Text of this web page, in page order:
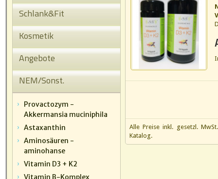
Schlank&Fit
Kosmetik
Angebote
NEM/Sonst.
Provactozym -
Akkermansia muciniphila
Astaxanthin
Aminosäuren -
aminohanse
Vitamin D3 + K2
Vitamin B-Komplex
Alle Preise inkl. gesetzl.
Katalog.